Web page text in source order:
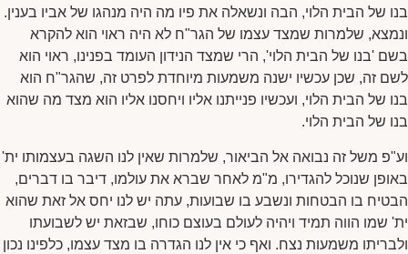
בנו של הבית הלוי, הבה ונשאלה את פיו מה היה מנהגו של אביו בענין.
ונמצא, שלמרות שמצד עצמו של הגר"ח לא היה ראוי הוא להקרא
בשם 'בנו של הבית הלוי', הרי שמצד הנידון העומד בפנינו, ראוי הוא
לשם זה, שכן עכשיו ישנה משמעות מיוחדת לפרט זה, שהגר"ח הוא
בנו של הבית הלוי, ועכשיו פנייתנו אליו ויחסנו אליו הוא מצד מה שהוא
בנו של הבית הלוי.
וע"פ משל זה נבואה אל הביאור, שלמרות שאין לנו השגה בעצמותו ית'
באופן שנוכל להגדירו, מ"מ לאחר שברא את עולמו, דיבר בו דברים,
הבטיח בו הבטחות ונשבע בו שבועות, עתה יש לנו יחס אל זאת שהוא
ית' שמו הווה תמיד ויהיה לעולם בעוצם כוחו, שבזאת יש לשבועתו
ולבריתו משמעות נצח. ואף כי אין לנו הגדרה בו מצד עצמו, כלפינו נכון